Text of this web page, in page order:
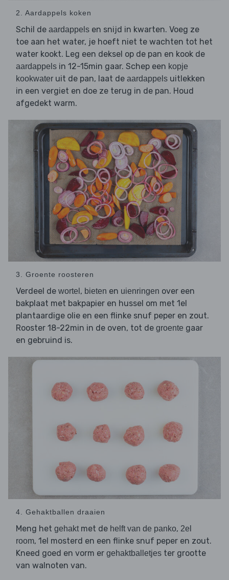
2. Aardappels koken
Schil de aardappels en snijd in kwarten. Voeg ze
toe aan het water, je hoeft niet te wachten tot het
water kookt. Leg een deksel op de pan en kook de
aardappels in 12-15min gaar. Schep een kopje
kookwater uit de pan, laat de aardappels uitlekken
in een vergiet en doe ze terug in de pan. Houd
afgedekt warm.
3. Groente roosteren
Verdeel de wortel , bieten en uienringen over een
bakplaat met bakpapier en hussel om met 1el
plantaardige olie en een flinke snuf peper en zout.
Rooster 18-22min in de oven, tot de groente gaar
en gebruind is.
4. Gehaktballen draaien
Meng het gehakt met de helft van de panko, 2el
room, 1el mosterd en een flinke snuf peper en zout.
Kneed goed en vorm er gehaktballetjes ter grootte
van walnoten van.